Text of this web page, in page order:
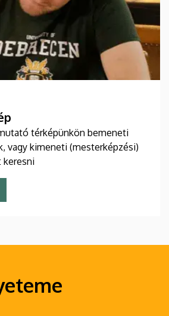
térképünkön bemeneti
vagy kimeneti (mesterképzési)
keresni